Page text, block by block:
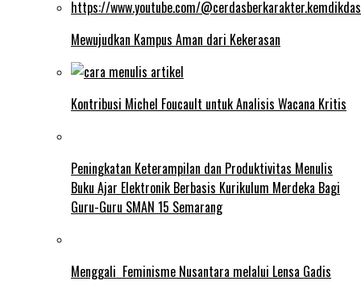
Mewujudkan Kampus Aman dari Kekerasan
Kontribusi Michel Foucault untuk Analisis Wacana Kritis
Peningkatan Keterampilan dan Produktivitas Menulis
Buku Ajar Elektronik Berbasis Kurikulum Merdeka Bagi
Guru-Guru SMAN 15 Semarang
Menggali Feminisme Nusantara melalui Lensa Gadis